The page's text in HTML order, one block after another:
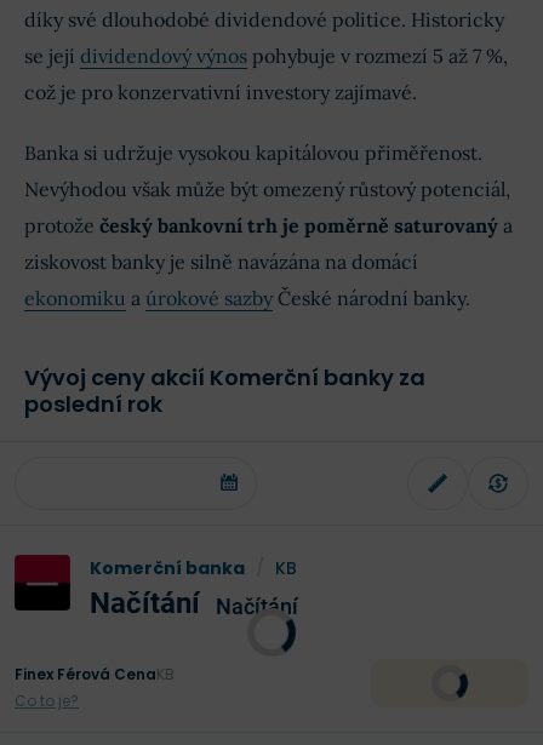
díky své dlouhodobé dividendové politice. Historicky
se její dividendový výnos pohybuje v rozmezí 5 až 7 %,
což je pro konzervativní investory zajímavé.
Banka si udržuje vysokou kapitálovou přiměřenost.
Nevýhodou však může být omezený růstový potenciál,
protože český bankovní trh je poměrně saturovaný a
ziskovost banky je silně navázána na domácí
ekonomiku a úrokové sazby České národní banky.
Vývoj ceny akcií Komerční banky za
poslední rok
Komerční banka KB
Načítání Načítání
Finex Férová CenaKB
Co to je?